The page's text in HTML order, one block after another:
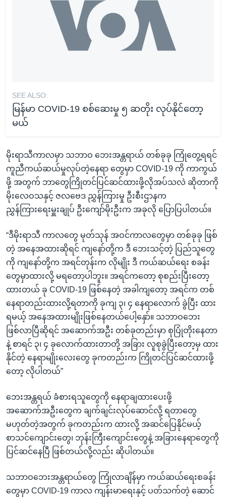
SEE ALSO:
မြန်မာ COVID-19 စစ်ဆေးမှု ၅ ဆတိုး လုပ်နိုင်တော့
မယ်
မိုးရာသီကာလမှာ သဘာဝ ဘေးအန္တရာယ် တစ်ခုခု ကြုံတွေ့ရရင်
ကူညီကယ်ဆယ်မှုလုပ်တဲ့နေရာ တွေမှာ COVID-19 ကို ကာကွယ်
ဖို့ အတွက် ဘာတွေကြိုတင်ပြင်ဆင်ထားဖို့လိုအပ်သလဲ ဆိုတာကို
မိုးလေဝသနှင့် ဇလဗေဒ ညွှန်ကြားမှု ဦးစီးဌာနက
ညွှန်ကြားရေးမှူးချုပ် ဦးကျော်မိုးဦးက အခုလို ပြောပြပါတယ်။
“ဒီမိုးရာသီ ကာလတွေ မုတ်သုန် အဝင်ကာလတွေမှာ တစ်ခုခု ဖြစ်
တဲ့ အနေအထားဆိုရင် ကျနော်တို့က ဒီ ဘေးသင့်တဲ့ ပြည်သူတွေ
ကို ကျနော်တို့က အရင်တုန်းက လိုမျိုး ဒီ ကယ်ဆယ်ရေး စခန်း
တွေမှာထားလို့ မရတော့ပါဘူး။ အရင်ကတော့ စုစည်းပြီးတော့
ထားတယ် ခု COVID-19 ဖြစ်နေတဲ့ အခါကျတော့ အရင်က တစ်
နေရာတည်းထားလို့ရတာကို ခုကျ ၃၊ ၄ နေရာလောက် ခွဲပြီး ထား
ရမယ့် အနေအထားမျိုးဖြစ်နေတယ်ပေါ့နှော်။ သဘာဝဘေး
ဖြစ်လာပြီဆိုရင် အဆောက်အဦး တစ်ခုတည်းမှာ စုပြုံတိုးနေတာ
နဲ့ စာရင် ၃၊ ၄ ခုလောက်ထားတာတို့ အခြား လူစုခွဲပြီးတော့မှ ထား
နိုင်တဲ့ နေရာမျိုးလေးတွေ ခုကတည်းက ကြိုတင်ပြင်ဆင်ထားဖို့
တော့ လိုပါတယ်”
ဘေးအန္တရယ် ခံစားရသူတွေကို နေရာချထားပေးဖို့
အဆောက်အဦးတွေက ချက်ချင်းလုပ်ဆောင်လို့ ရတာတွေ
မဟုတ်တဲ့အတွက် ခုကတည်းက ထားလို့ အဆင်ပြေနိုင်မယ့်
စာသင်ကျောင်းတွေ၊ ဘုန်းကြီးကျောင်းတွေနဲ့ အခြားနေရာတွေကို
ပြင်ဆင်နေပြီ ဖြစ်တယ်လို့လည်း ဆိုပါတယ်။
သဘာဝဘေးအန္တရာယ်တွေ ကြုံလာချိန်မှာ ကယ်ဆယ်ရေးစခန်း
တွေမှာ COVID-19 ကာလ ကျန်းမာရေးနှင့် ပတ်သက်တဲ့ ဆောင်